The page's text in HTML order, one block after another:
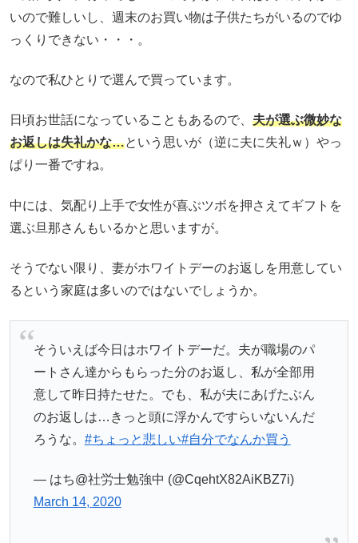
いので難しいし、週末のお買い物は子供たちがいるのでゆ
っくりできない・・・。
なので私ひとりで選んで買っています。
日頃お世話になっていることもあるので、 夫が選ぶ微妙な
お返しは失礼かな…という思いが（逆に夫に失礼ｗ）やっ
ぱり一番ですね。
中には、気配り上手で女性が喜ぶツボを押さえてギフトを
選ぶ旦那さんもいるかと思いますが。
そうでない限り、妻がホワイトデーのお返しを用意してい
るという家庭は多いのではないでしょうか。
そういえば今日はホワイトデーだ。夫が職場のパ
ートさん達からもらった分のお返し、私が全部用
意して昨日持たせた。でも、私が夫にあげたぶん
のお返しは…きっと頭に浮かんですらいないんだ
ろうな。 #ちょっと悲しい#自分でなんか買う
— はち@社労士勉強中 (@CqehtX82AiKBZ7i)
March 14, 2020